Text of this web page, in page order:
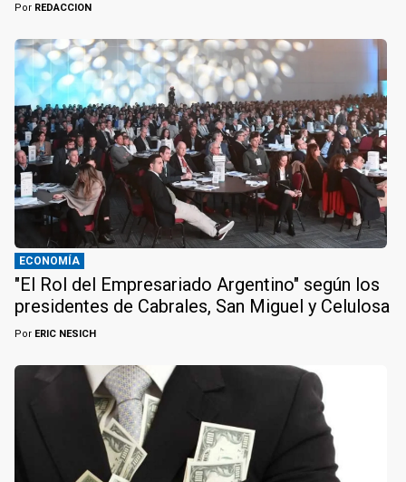
Por REDACCION
ECONOMÍA
"El Rol del Empresariado Argentino" según los
presidentes de Cabrales, San Miguel y Celulosa
Por ERIC NESICH